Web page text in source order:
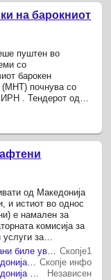
на барокниот
пуштен во
со
барокен
(МНТ) почнува со
. Тендерот од
од Македонија
и истиот во однос
е намален за
комисија за
услуги за
(РКЕ) за 2025
Над 86 проценти од нафтените деривати лани биле увезени од Грција Скопје1
Најголем дел од нафтените деривати Македонија лани ги увезла од Грција Скопје инфо
Најголем дел од нафтените деривати Македонија лани ги увезла од Грција
Независен